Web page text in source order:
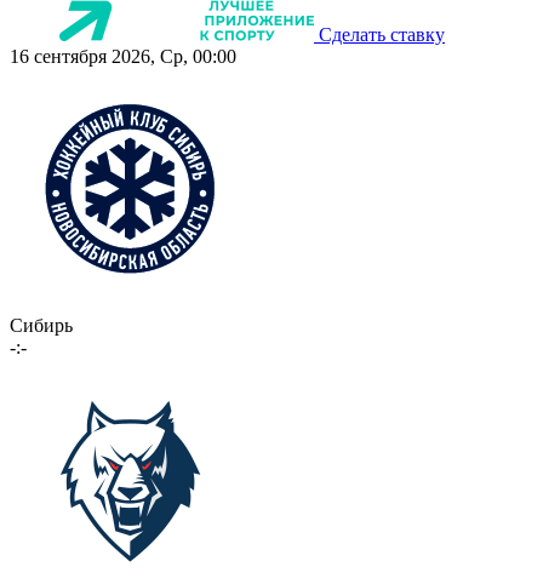
Сделать ставку
16 сентября 2026, Ср, 00:00
Сибирь
-:-